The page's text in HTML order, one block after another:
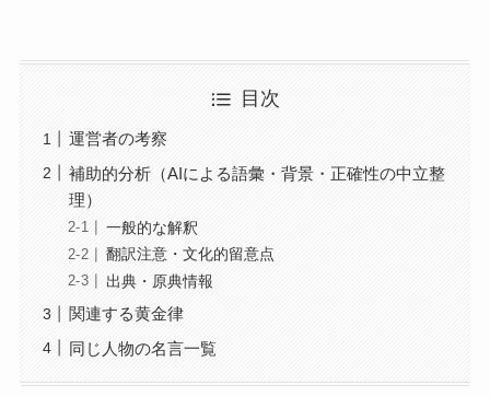
目次
運営者の考察
補助的分析（AIによる語彙・背景・正確性の中立整
理）
一般的な解釈
翻訳注意・文化的留意点
出典・原典情報
関連する黄金律
同じ人物の名言一覧